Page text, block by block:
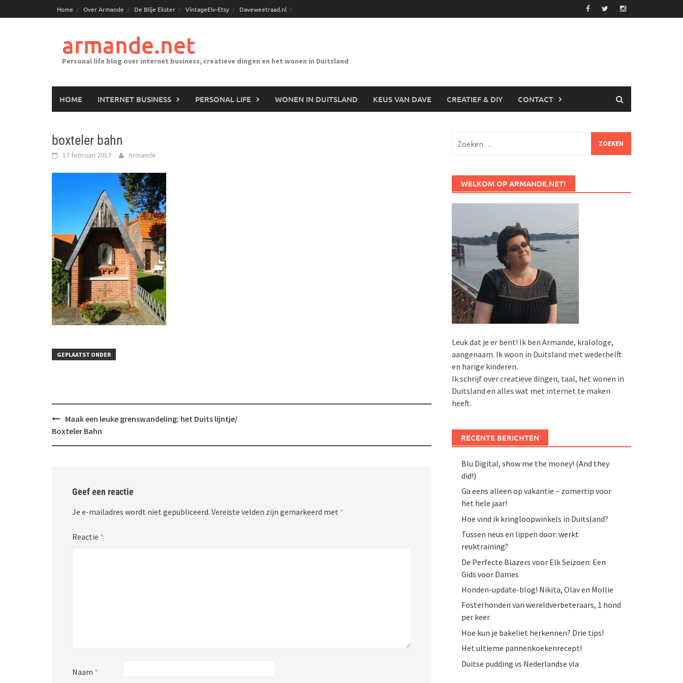
naar
Home Over Armande De Blije Ekster VintageElv-Etsy Daveweetraad.nl
armande.net
Personal life blog over internet business, creatieve dingen en het wonen in Duitsland
HOME INTERNET BUSINESS PERSONAL LIFE WONEN IN DUITSLAND KEUS VAN DAVE CREATIEF & DIY CONTACT
boxteler bahn
17 februari 2017 Armande
GEPLAATST ONDER
Bericht
navigatie
Maak een leuke grenswandeling: het Duits lijntje/
Boxteler Bahn
Geef een reactie
Je e-mailadres wordt niet gepubliceerd. Vereiste velden zijn gemarkeerd met *
Reactie *
Naam *
naar:
WELKOM OP ARMANDE.NET!
Leuk dat je er bent! Ik ben Armande, kralologe,
aangenaam. Ik woon in Duitsland met wederhelft
en harige kinderen.
Ik schrijf over creatieve dingen, taal, het wonen in
Duitsland en alles wat met internet te maken
heeft.
RECENTE BERICHTEN
Blu Digital, show me the money! (And they
did!)
Ga eens alleen op vakantie – zomertip voor
het hele jaar!
Hoe vind ik kringloopwinkels in Duitsland?
Tussen neus en lippen door: werkt
reuktraining?
De Perfecte Blazers voor Elk Seizoen: Een
Gids voor Dames
Honden-update-blog! Nikita, Olav en Mollie
Fosterhonden van wereldverbeteraars, 1 hond
per keer
Hoe kun je bakeliet herkennen? Drie tips!
Het ultieme pannenkoekenrecept!
Duitse pudding vs Nederlandse vla